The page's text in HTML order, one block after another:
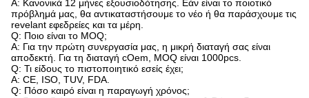
Α: Κανονικά 12 μήνες εξουσιοδότησης. Εάν είναι το ποιοτικό
πρόβλημά μας, θα αντικαταστήσουμε το νέο ή θα παράσχουμε τις
revelant εφεδρείες και τα μέρη.
Q: Ποιο είναι το MOQ;
Α: Για την πρώτη συνεργασία μας, η μικρή διαταγή σας είναι
αποδεκτή. Για τη διαταγή cOem, MOQ είναι 1000pcs.
Q: Τι είδους το πιστοποιητικό εσείς έχει;
Α: CE, ISO, TUV, FDA.
Q: Πόσο καιρό είναι η παραγωγή χρόνος;